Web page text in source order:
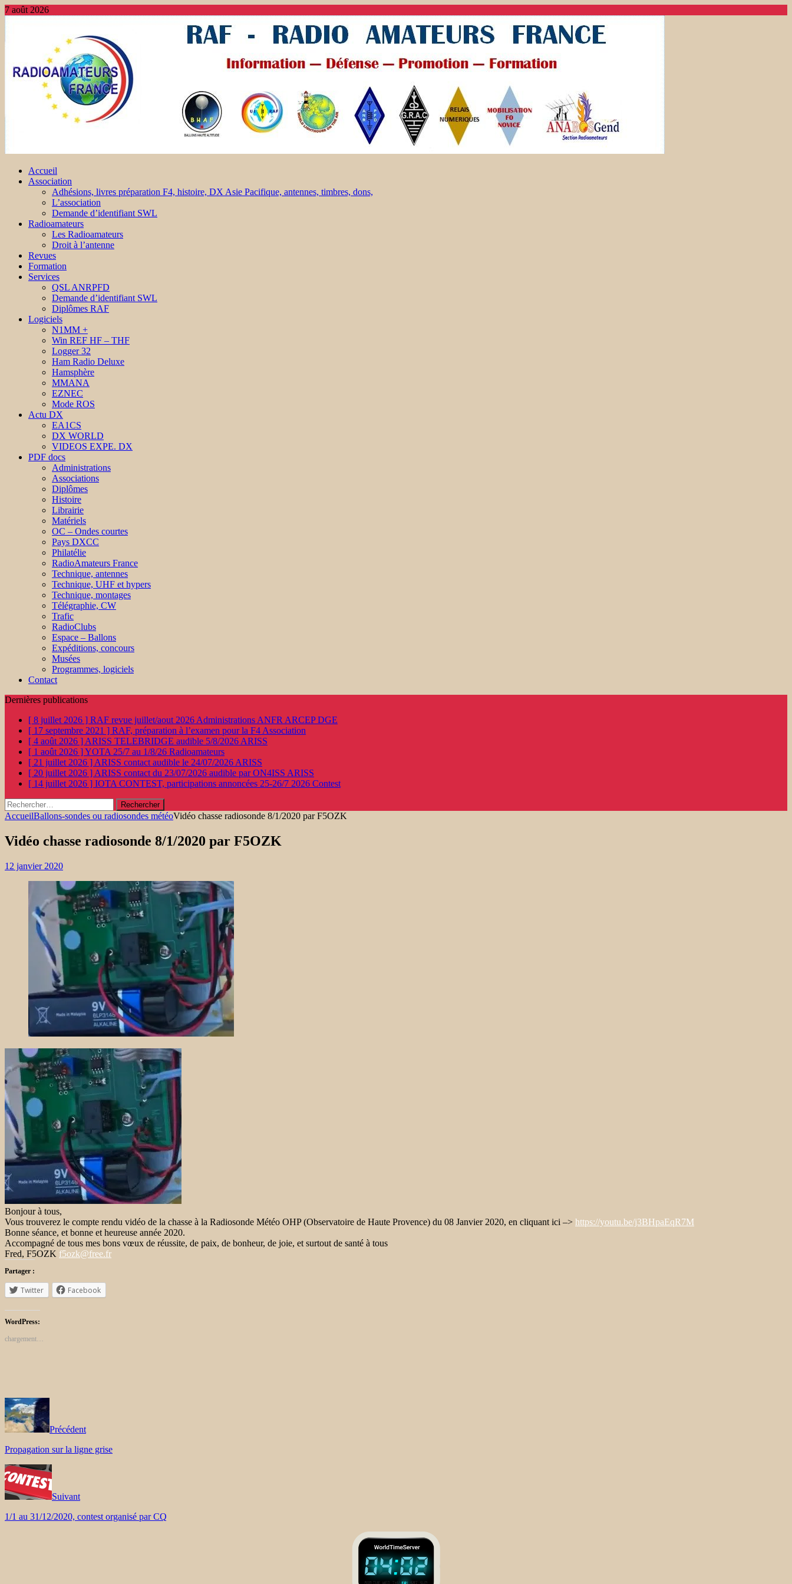
7 août 2026
Accueil
Association
Adhésions, livres préparation F4, histoire, DX Asie Pacifique, antennes, timbres, dons,
L’association
Demande d’identifiant SWL
Radioamateurs
Les Radioamateurs
Droit à l’antenne
Revues
Formation
Services
QSL ANRPFD
Demande d’identifiant SWL
Diplômes RAF
Logiciels
N1MM +
Win REF HF – THF
Logger 32
Ham Radio Deluxe
Hamsphère
MMANA
EZNEC
Mode ROS
Actu DX
EA1CS
DX WORLD
VIDEOS EXPE. DX
PDF docs
Administrations
Associations
Diplômes
Histoire
Librairie
Matériels
OC – Ondes courtes
Pays DXCC
Philatélie
RadioAmateurs France
Technique, antennes
Technique, UHF et hypers
Technique, montages
Télégraphie, CW
Trafic
RadioClubs
Espace – Ballons
Expéditions, concours
Musées
Programmes, logiciels
Contact
Dernières publications
[ 8 juillet 2026 ] RAF revue juillet/aout 2026 Administrations ANFR ARCEP DGE
[ 17 septembre 2021 ] RAF, préparation à l’examen pour la F4 Association
[ 4 août 2026 ] ARISS TELEBRIDGE audible 5/8/2026 ARISS
[ 1 août 2026 ]YOTA 25/7 au 1/8/26 Radioamateurs
[ 21 juillet 2026 ] ARISS contact audible le 24/07/2026 ARISS
[ 20 juillet 2026 ] ARISS contact du 23/07/2026 audible par ON4ISS ARISS
[ 14 juillet 2026 ] IOTA CONTEST, participations annoncées 25-26/7 2026 Contest
Rechercher :
AccueilBallons-sondes ou radiosondes météoVidéo chasse radiosonde 8/1/2020 par F5OZK
Vidéo chasse radiosonde 8/1/2020 par F5OZK
12 janvier 2020
Bonjour à tous,
Vous trouverez le compte rendu vidéo de la chasse à la Radiosonde Météo OHP (Observatoire de Haute Provence) du 08 Janvier 2020, en cliquant ici –> https://youtu.be/j3BHpaEqR7M
Bonne séance, et bonne et heureuse année 2020.
Accompagné de tous mes bons vœux de réussite, de paix, de bonheur, de joie, et surtout de santé à tous
Fred, F5OZK f5ozk@free.fr
Partager :
Twitter Facebook
WordPress:
chargement…
Précédent
Propagation sur la ligne grise
Suivant
1/1 au 31/12/2020, contest organisé par CQ